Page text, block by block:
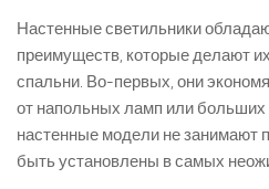
Настенные светильники
преимуществ, которые делают
спальни. Во-первых, они
от напольных ламп или больших
настенные модели не занимают
быть установлены в самых